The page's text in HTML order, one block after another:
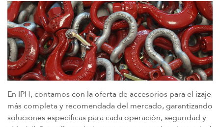
En IPH, contamos con la oferta de accesorios para el izaje
más completa y recomendada del mercado, garantizando
soluciones específicas para cada operación, seguridad y